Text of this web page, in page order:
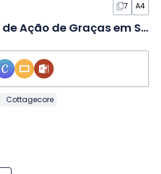
7 A4
Cartões Criativos de Ação de Graças em Slides
Cottagecore